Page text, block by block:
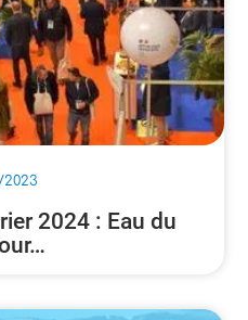
2023
2024 : Eau du